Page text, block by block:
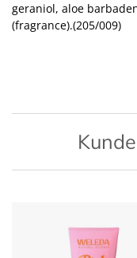
geraniol, aloe
(fragrance).(205/009)